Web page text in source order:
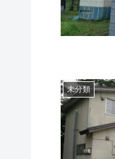
未分類